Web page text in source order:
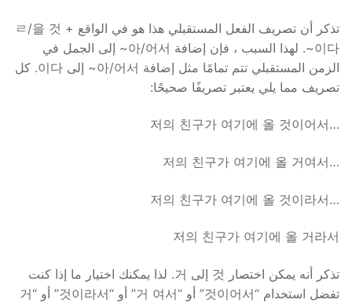
تذكر أن تصريف الفعل المستقبلي هذا هو في الواقع ㄹ/을 것 +
이다~. لهذا السبب ، فإن إضافة 아/어서~ إلى الجمل في
الزمن المستقبلي تتم تمامًا مثل إضافة 아/어서~ إلى 이다. كل
تصريف مما يلي يعتبر تصريفًا صحيحًا:
…저의 친구가 여기에 올 것이어서
…저의 친구가 여기에 올 거여서
…저의 친구가 여기에 올 것이라서
저의 친구가 여기에 올 거라서
تذكر أنه يمكن اختصار 것 إلى 거. لذا يمكنك اختيار ما إذا كنت
تفضل استخدام “것이어서” أو “거 여서” أو “것이라서” أو “거